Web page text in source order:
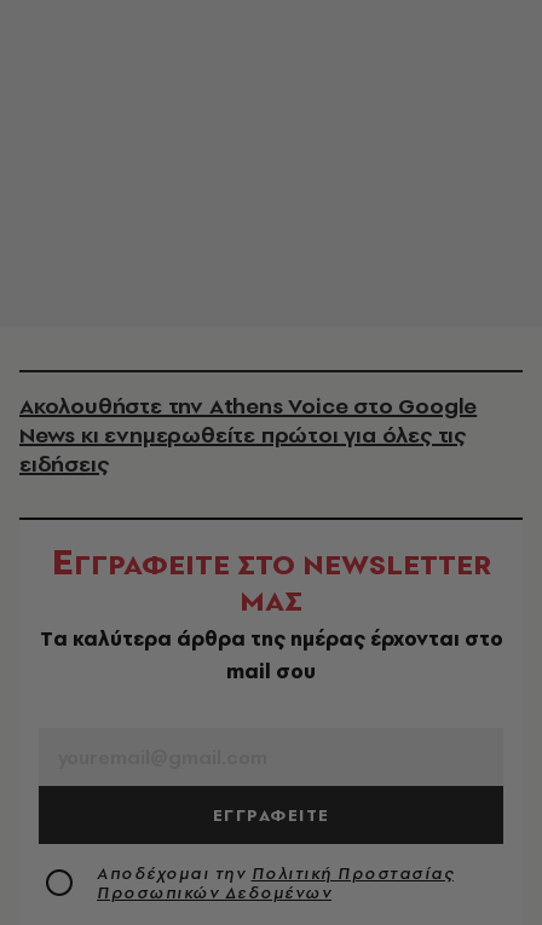
Ακολουθήστε την Athens Voice στο Google
News κι ενημερωθείτε πρώτοι για όλες τις
ειδήσεις
ΕΓΓΡΑΦΕΙΤΕ ΣΤΟ NEWSLETTER
ΜΑΣ
Tα καλύτερα άρθρα της ημέρας έρχονται στο
mail σου
ΕΓΓΡΑΦΕΙΤΕ
Αποδέχομαι την Πολιτική Προστασίας
Προσωπικών Δεδομένων